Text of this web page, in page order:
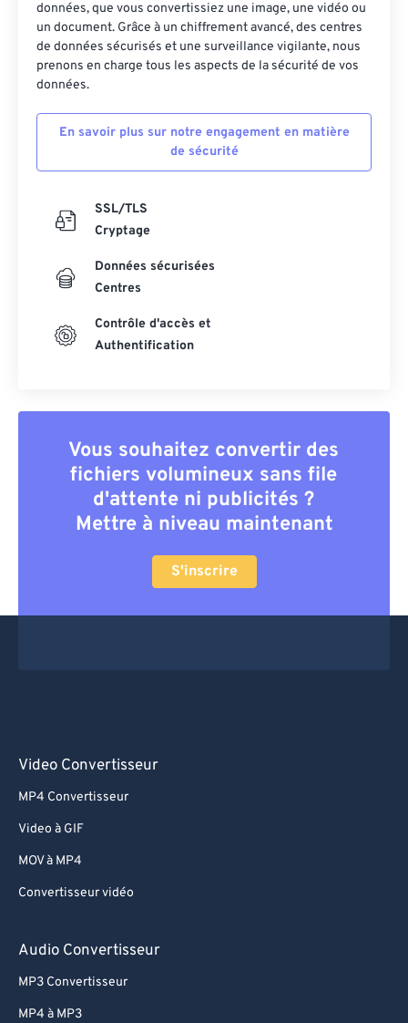
données, que vous convertissiez une image, une vidéo ou
un document. Grâce à un chiffrement avancé, des centres
de données sécurisés et une surveillance vigilante, nous
prenons en charge tous les aspects de la sécurité de vos
données.
En savoir plus sur notre engagement en matière
de sécurité
SSL/TLS
Cryptage
Données sécurisées
Centres
Contrôle d'accès et
Authentification
Vous souhaitez convertir des
fichiers volumineux sans file
d'attente ni publicités ?
Mettre à niveau maintenant
S'inscrire
Video Convertisseur
MP4 Convertisseur
Video à GIF
MOV à MP4
Convertisseur vidéo
Audio Convertisseur
MP3 Convertisseur
MP4 à MP3